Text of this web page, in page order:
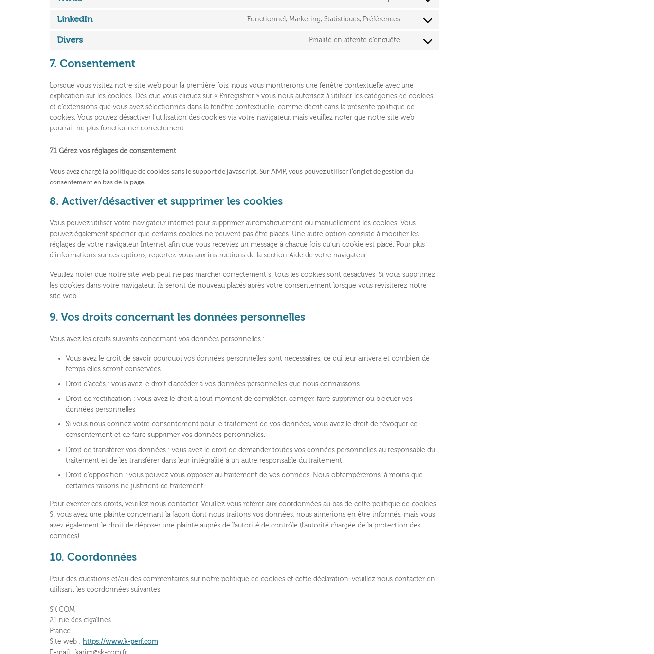
Consent
service
LinkedIn Fonctionnel, Marketing, Statistiques, Préférences
Consent
service
Divers Finalité en attente d’enquête
Consent
7. Consentement
Lorsque vous visitez notre site web pour la première fois, nous vous montrerons une fenêtre contextuelle avec une
explication sur les cookies. Dès que vous cliquez sur « Enregistrer » vous nous autorisez à utiliser les catégories de cookies
et d’extensions que vous avez sélectionnés dans la fenêtre contextuelle, comme décrit dans la présente politique de
cookies. Vous pouvez désactiver l’utilisation des cookies via votre navigateur, mais veuillez noter que notre site web
pourrait ne plus fonctionner correctement.
7.1 Gérez vos réglages de consentement
Vous avez chargé la politique de cookies sans le support de javascript. Sur AMP, vous pouvez utiliser l’onglet de gestion du
consentement en bas de la page.
8. Activer/désactiver et supprimer les cookies
Vous pouvez utiliser votre navigateur internet pour supprimer automatiquement ou manuellement les cookies. Vous
pouvez également spécifier que certains cookies ne peuvent pas être placés. Une autre option consiste à modifier les
réglages de votre navigateur Internet afin que vous receviez un message à chaque fois qu’un cookie est placé. Pour plus
d’informations sur ces options, reportez-vous aux instructions de la section Aide de votre navigateur.
Veuillez noter que notre site web peut ne pas marcher correctement si tous les cookies sont désactivés. Si vous supprimez
les cookies dans votre navigateur, ils seront de nouveau placés après votre consentement lorsque vous revisiterez notre
site web.
9. Vos droits concernant les données personnelles
Vous avez les droits suivants concernant vos données personnelles :
Vous avez le droit de savoir pourquoi vos données personnelles sont nécessaires, ce qui leur arrivera et combien de
temps elles seront conservées.
Droit d’accès : vous avez le droit d’accéder à vos données personnelles que nous connaissons.
Droit de rectification : vous avez le droit à tout moment de compléter, corriger, faire supprimer ou bloquer vos
données personnelles.
Si vous nous donnez votre consentement pour le traitement de vos données, vous avez le droit de révoquer ce
consentement et de faire supprimer vos données personnelles.
Droit de transférer vos données : vous avez le droit de demander toutes vos données personnelles au responsable du
traitement et de les transférer dans leur intégralité à un autre responsable du traitement.
Droit d’opposition : vous pouvez vous opposer au traitement de vos données. Nous obtempérerons, à moins que
certaines raisons ne justifient ce traitement.
Pour exercer ces droits, veuillez nous contacter. Veuillez vous référer aux coordonnées au bas de cette politique de cookies.
Si vous avez une plainte concernant la façon dont nous traitons vos données, nous aimerions en être informés, mais vous
avez également le droit de déposer une plainte auprès de l’autorité de contrôle (l’autorité chargée de la protection des
données).
10. Coordonnées
Pour des questions et/ou des commentaires sur notre politique de cookies et cette déclaration, veuillez nous contacter en
utilisant les coordonnées suivantes :
SK COM
21 rue des cigalines
France
Site web : https://www.k-perf.com
E-mail : karim@sk-com.fr